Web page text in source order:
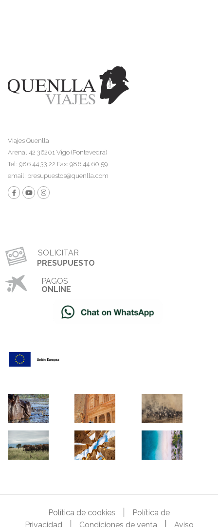
Viajes Quenlla
Arenal 42 36201 Vigo (Pontevedra)
Tel: 986 44 33 22 Fax: 986 44 60 59
email: presupuestos@quenlla.com
SOLICITAR
PRESUPUESTO
PAGOS
ONLINE
Política de cookies
Política de
Privacidad
Condiciones de venta Aviso